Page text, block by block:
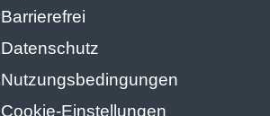
Barrierefrei
Datenschutz
Nutzungsbedingungen
Cookie-Einstellungen